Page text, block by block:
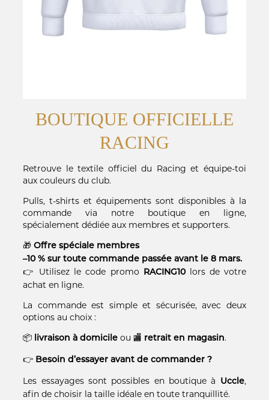
BOUTIQUE OFFICIELLE
RACING
Retrouve le textile officiel du Racing et équipe-toi
aux couleurs du club.
Pulls, t-shirts et équipements sont disponibles à la
commande via notre boutique en ligne,
spécialement dédiée aux membres et supporters.
🎁Offre spéciale membres
–10 % sur toute commande passée avant le 8 mars.
👉 Utilisez le code promo RACING10lors de votre
achat en ligne.
La commande est simple et sécurisée, avec deux
options au choix :
📦 livraison à domicile ou 🏬 retrait en magasin.
👉 Besoin d’essayer avant de commander ?
Les essayages sont possibles en boutique à Uccle,
afin de choisir la taille idéale en toute tranquillité.